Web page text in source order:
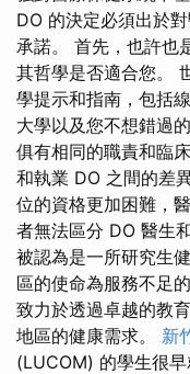
DO 的決定必須出於
承諾。 首先，也許也
其哲學是否適合您。
學提示和指南，包括
大學以及您不想錯過
俱有相同的職責和臨
和執業 DO 之間的差
位的資格更加困難，
者無法區分 DO 醫生
被認為是一所研究生
區的使命為服務不足
致力於透過卓越的教
地區的健康需求。 新
(LUCOM) 的學生很